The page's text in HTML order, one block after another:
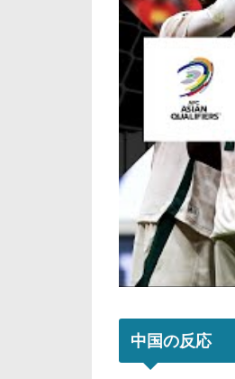
中国の反応